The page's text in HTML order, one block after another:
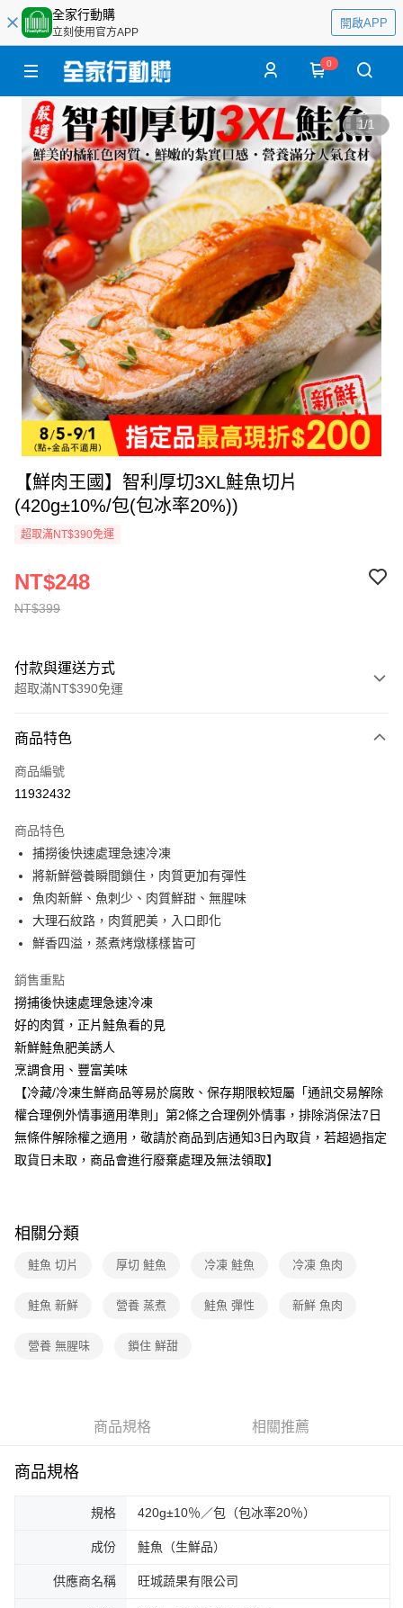
全家行動購
立刻使用官方APP
開啟APP
0
1/1
【鮮肉王國】智利厚切3XL鮭魚切片
(420g±10%/包(包冰率20%))
超取滿NT$390免運
NT$399
NT$248
付款與運送方式
超取滿NT$390免運
全家線上支付
超商取貨付款
運送方式
冷凍-全家取貨付款
每筆NT$100，滿NT$390(含以上)免運費
冷凍-付款後全家取貨
每筆NT$100，滿NT$390(含以上)免運費
商品特色
商品編號
11932432
商品特色
捕撈後快速處理急速冷凍
將新鮮營養瞬間鎖住，肉質更加有彈性
魚肉新鮮、魚刺少、肉質鮮甜、無腥味
大理石紋路，肉質肥美，入口即化
鮮香四溢，蒸煮烤燉樣樣皆可
銷售重點
撈捕後快速處理急速冷凍
好的肉質，正片鮭魚看的見
新鮮鮭魚肥美誘人
烹調食用、豐富美味
【冷藏/冷凍生鮮商品等易於腐敗、保存期限較短屬「通訊交易解除
權合理例外情事適用準則」第2條之合理例外情事，排除消保法7日
無條件解除權之適用，敬請於商品到店通知3日內取貨，若超過指定
取貨日未取，商品會進行廢棄處理及無法領取】
相關分類
鮭魚 切片 厚切 鮭魚 冷凍 鮭魚 冷凍 魚肉
鮭魚 新鮮 營養 蒸煮 鮭魚 彈性 新鮮 魚肉
營養 無腥味 鎖住 鮮甜
商品規格 相關推薦
商品規格
規格 420g±10％／包（包冰率20％）
成份 鮭魚（生鮮品）
供應商名稱 旺城蔬果有限公司